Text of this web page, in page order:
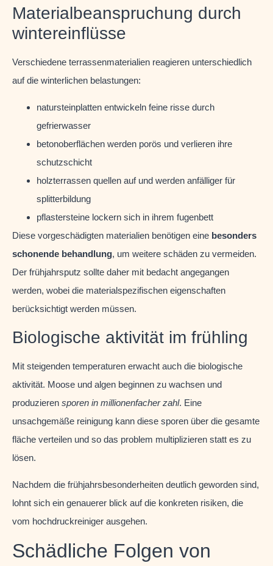
Materialbeanspruchung durch
wintereinflüsse
Verschiedene terrassenmaterialien reagieren unterschiedlich
auf die winterlichen belastungen:
natursteinplatten entwickeln feine risse durch
gefrierwasser
betonoberflächen werden porös und verlieren ihre
schutzschicht
holzterrassen quellen auf und werden anfälliger für
splitterbildung
pflastersteine lockern sich in ihrem fugenbett
Diese vorgeschädigten materialien benötigen eine besonders
schonende behandlung, um weitere schäden zu vermeiden.
Der frühjahrsputz sollte daher mit bedacht angegangen
werden, wobei die materialspezifischen eigenschaften
berücksichtigt werden müssen.
Biologische aktivität im frühling
Mit steigenden temperaturen erwacht auch die biologische
aktivität. Moose und algen beginnen zu wachsen und
produzieren sporen in millionenfacher zahl. Eine
unsachgemäße reinigung kann diese sporen über die gesamte
fläche verteilen und so das problem multiplizieren statt es zu
lösen.
Nachdem die frühjahrsbesonderheiten deutlich geworden sind,
lohnt sich ein genauerer blick auf die konkreten risiken, die
vom hochdruckreiniger ausgehen.
Schädliche Folgen von